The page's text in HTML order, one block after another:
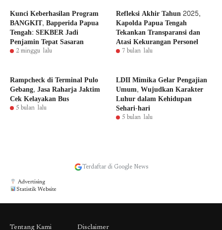
Kunci Keberhasilan Program
BANGKIT, Bapperida Papua
Tengah: SEKBER Jadi
Penjamin Tepat Sasaran
2 minggu lalu
Refleksi Akhir Tahun 2025,
Kapolda Papua Tengah
Tekankan Transparansi dan
Atasi Kekurangan Personel
7 bulan lalu
Rampcheck di Terminal Pulo
Gebang, Jasa Raharja Jaktim
Cek Kelayakan Bus
5 bulan lalu
LDII Mimika Gelar Pengajian
Umum, Wujudkan Karakter
Luhur dalam Kehidupan
Sehari-hari
5 bulan lalu
Terdaftar di Google News
Advertising
Statistik Website
Tentang Kami Disclaimer